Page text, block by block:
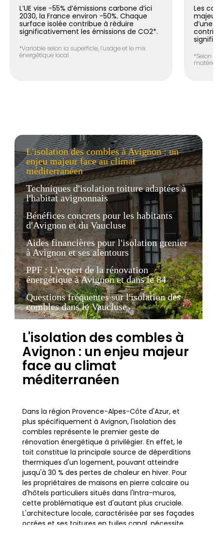
L’UE vise -55% d’émissions carbone d’ici
2030, la France environ -50%. Chaque
surface isolée contribue à réduire
significativement les émissions de CO2*.
*Variable selon la superficie, l’usage et le mix
énergétique local.
Les
d’une
*Selon
L'isolation des combles à Avignon : un
enjeu majeur face au climat
méditerranéen
Techniques d'isolation toiture adaptées à
l'habitat avignonnais
Bénéfices concrets pour les habitants
d'Avignon et du Vaucluse
Aides financières pour l'isolation grenier
à Avignon et ses alentours
PPF : L'expert de la rénovation
énergétique à Avignon et dans le 84
Questions fréquentes sur l'isolation des
combles dans le Vaucluse
L'isolation des combles à
Avignon : un enjeu majeur
face au climat
méditerranéen
Dans la région Provence-Alpes-Côte d'Azur, et
plus spécifiquement à Avignon, l'isolation des
combles représente le premier geste de
rénovation énergétique à privilégier. En effet, le
toit constitue la principale source de déperditions
thermiques d'un logement, pouvant atteindre
jusqu'à 30 % des pertes de chaleur en hiver. Pour
les propriétaires de maisons en pierre calcaire ou
d'hôtels particuliers situés dans l'Intra-muros,
cette problématique est d'autant plus cruciale.
L'architecture locale, caractérisée par ses façades
ocrées et ses toitures en tuiles canal, nécessite